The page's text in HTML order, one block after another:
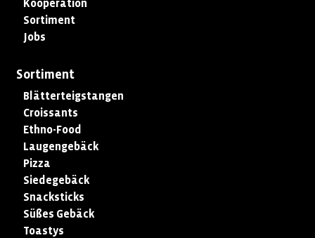
Kooperation
Sortiment
Jobs
Sortiment
Blätterteigstangen
Croissants
Ethno-Food
Laugengebäck
Pizza
Siedegebäck
Snacksticks
Süßes Gebäck
Toastys